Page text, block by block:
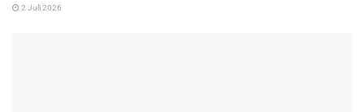
2 Juli 2026